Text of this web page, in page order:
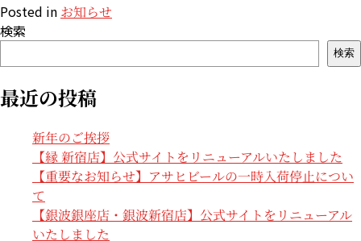
Posted in お知らせ
検索
検索
最近の投稿
新年のご挨拶
【縁 新宿店】公式サイトをリニューアルいたしました
【重要なお知らせ】アサヒビールの一時入荷停止につい
て
【銀波銀座店・銀波新宿店】公式サイトをリニューアル
いたしました